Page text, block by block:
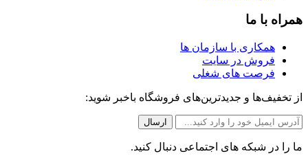
همراه با ما
همکاری با سازمان ها
فروش در سایت
فرصت های شغلی
از تخفیف‌ها و جدیدترین‌های فروشگاه باخبر شوید:
ما را در شبکه های اجتماعی دنبال کنید.